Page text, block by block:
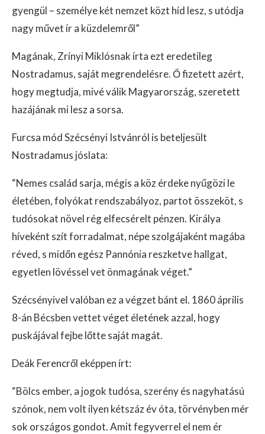
gyengül – személye két nemzet közt híd lesz, s utódja
nagy művet ír a küzdelemről”
Magának, Zrínyi Miklósnak írta ezt eredetileg
Nostradamus, saját megrendelésre. Ő fizetett azért,
hogy megtudja, mivé válik Magyarország, szeretett
hazájának mi lesz a sorsa.
Furcsa mód Szécsényi Istvánról is beteljesült
Nostradamus jóslata:
“Nemes család sarja, mégis a köz érdeke nyűgözi le
életében, folyókat rendszabályoz, partot összeköt, s
tudósokat növel rég elfecsérelt pénzen. Királya
híveként szít forradalmat, népe szolgájaként magába
réved, s midőn egész Pannónia reszketve hallgat,
egyetlen lövéssel vet önmagának véget.”
Szécsényivel valóban ez a végzet bánt el. 1860 április
8-án Bécsben vettet véget életének azzal, hogy
puskájával fejbe lőtte saját magát.
Deák Ferencről eképpen írt:
“Bölcs ember, a jogok tudósa, szerény és nagyhatású
szónok, nem volt ilyen kétszáz év óta, törvényben mér
sok országos gondot. Amit fegyverrel el nem ér